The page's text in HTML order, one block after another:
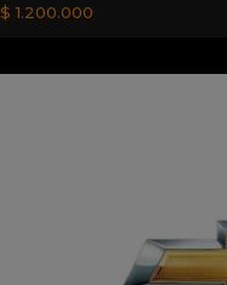
$ 1.200.000